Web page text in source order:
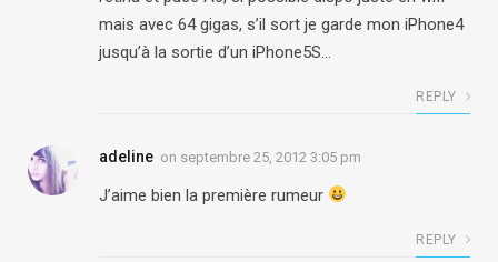
mais avec 64 gigas, s’il sort je garde mon iPhone4
jusqu’à la sortie d’un iPhone5S…
REPLY
adeline on septembre 25, 2012 3:05 pm
J’aime bien la première rumeur
REPLY